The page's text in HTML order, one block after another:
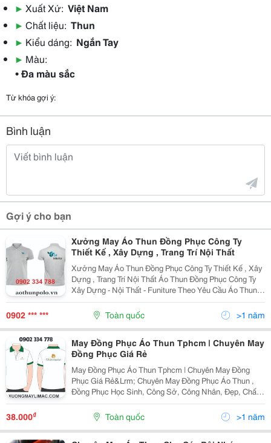
▶ Xuất Xứ: Việt Nam
▶ Chất liệu: Thun
▶ Kiểu dáng: Ngắn Tay
▶ Màu:
• Đa màu sắc
Từ khóa gợi ý:
Bình luận
Gợi ý cho bạn
Xưởng May Áo Thun Đồng Phục Công Ty
Thiết Kế , Xây Dựng , Trang Trí Nội Thất
Xưởng May Áo Thun Đồng Phục Công Ty Thiết Kế , Xây
Dựng , Trang Trí Nội Thất Áo Thun Đồng Phục Công Ty
Xây Dựng - Nội Thất - Funiture Theo Yêu Cầu Áo Thun
Đồng Phục Công Ty Xây Dựng - Nội Thất - Funiture Theo
Yêu Cầu Đang Rất Được Ưa Chuộng Trên...
0902 *** *** Toàn quốc >1 năm
May Đồng Phục Áo Thun Tphcm | Chuyên May
Đồng Phục Giá Rẻ‎
May Đồng Phục Áo Thun Tphcm | Chuyên May Đồng
Phục Giá Rẻ&Lrm; Chuyên May Đồng Phục Áo Thun ,
Đồng Phục Học Sinh, Công Sở, Công Nhân, Đẹp, Chất
Liệu Tốt. Đảm Bảo Hàng Chất Lượng Tốt Giá Thành Ổn
Định. Chất Liệu Tốt, Chất Lượng. Giá Thành Cạnh...
38.000₫ Toàn quốc >1 năm